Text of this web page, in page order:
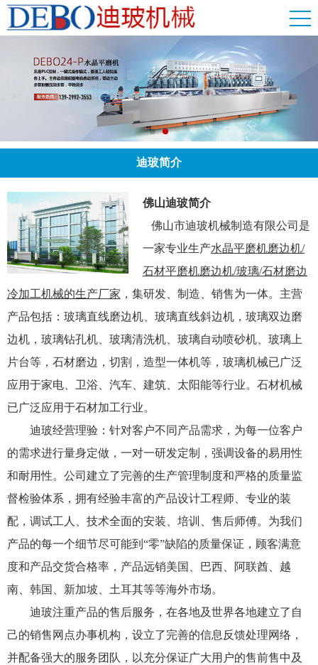
迪玻简介
佛山迪玻简介
佛山市迪玻机械制造有限公司是
一家专业生产水晶平磨机磨边机/
石材平磨机磨边机/玻璃/石材磨边
冷加工机械的生产厂家 ，集研发、制造、销售为一体。主营
产品包括：玻璃直线磨边机、玻璃直线斜边机，玻璃双边磨
边机，玻璃钻孔机、玻璃清洗机、玻璃自动喷砂机、玻璃上
片台等，石材磨边，切割，造型一体机等，玻璃机械已广泛
应用于家电、卫浴、汽车、建筑、太阳能等行业。石材机械
已广泛应用于石材加工行业。
迪玻经营理验：针对客户不同产品需求，为每一位客户
的需求进行量身定做，一对一研发定制，强调设备的易用性
和耐用性。公司建立了完善的生产管理制度和严格的质量监
督检验体系，拥有经验丰富的产品设计工程师、专业的装
配，调试工人、技术全面的安装、培训、售后师傅。为我们
产品的每一个细节尽可能到“零”缺陷的质量保证，顾客满意
度和产品交货合格率，产品远销美国、巴西、阿联酋、越
南、韩国、新加坡、土耳其等等海外市场。
迪玻注重产品的售后服务，在各地及世界各地建立了自
己的销售网点办事机构，设立了完善的信息反馈处理网络，
并配备强大的服务团队，以充分保证广大用户的售前售中及